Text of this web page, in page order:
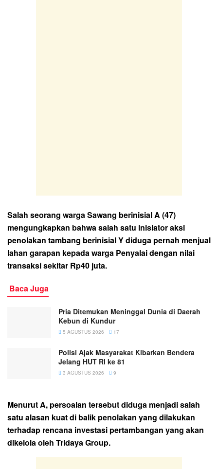
Salah seorang warga Sawang berinisial A (47)
mengungkapkan bahwa salah satu inisiator aksi
penolakan tambang berinisial Y diduga pernah menjual
lahan garapan kepada warga Penyalai dengan nilai
transaksi sekitar Rp40 juta.
Baca Juga
Pria Ditemukan Meninggal Dunia di Daerah
Kebun di Kundur
5 AGUSTUS 2026 17
Polisi Ajak Masyarakat Kibarkan Bendera
Jelang HUT RI ke 81
3 AGUSTUS 2026 9
Menurut A, persoalan tersebut diduga menjadi salah
satu alasan kuat di balik penolakan yang dilakukan
terhadap rencana investasi pertambangan yang akan
dikelola oleh Tridaya Group.